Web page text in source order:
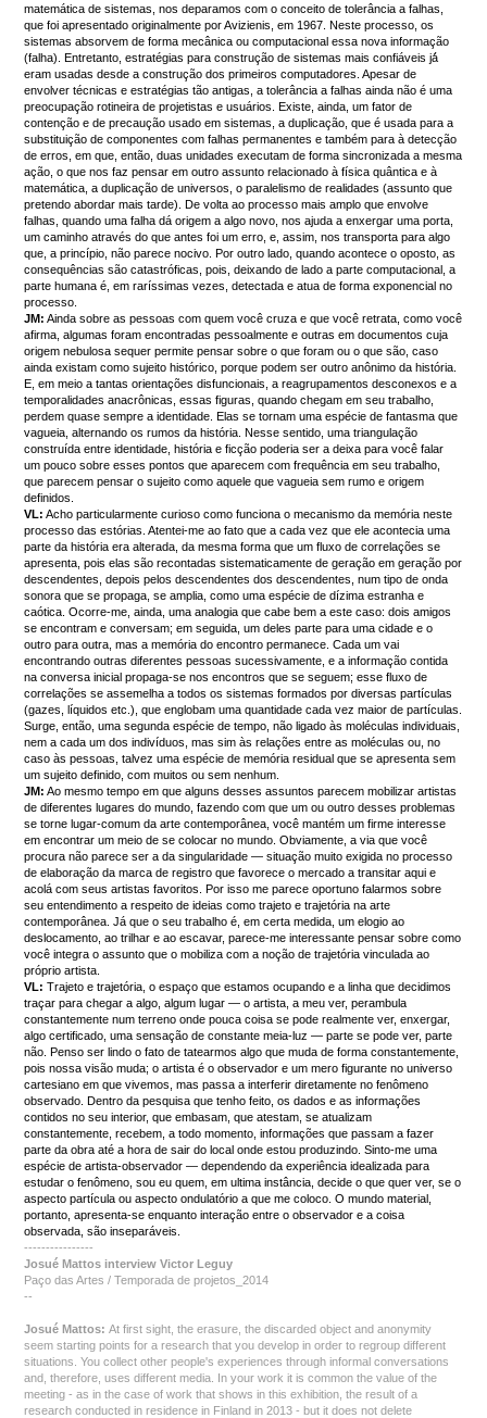
matemática de sistemas, nos deparamos com o conceito de tolerância a falhas,
que foi apresentado originalmente por Avizienis, em 1967. Neste processo, os
sistemas absorvem de forma mecânica ou computacional essa nova informação
(falha). Entretanto, estratégias para construção de sistemas mais confiáveis já́
eram usadas desde a construção dos primeiros computadores. Apesar de
envolver técnicas e estratégias tão antigas, a tolerância a falhas ainda não é uma
preocupação rotineira de projetistas e usuários. Existe, ainda, um fator de
contenção e de precaução usado em sistemas, a duplicação, que é usada para a
substituição de componentes com falhas permanentes e também para à detecção
de erros, em que, então, duas unidades executam de forma sincronizada a mesma
ação, o que nos faz pensar em outro assunto relacionado à física quântica e à
matemática, a duplicação de universos, o paralelismo de realidades (assunto que
pretendo abordar mais tarde). De volta ao processo mais amplo que envolve
falhas, quando uma falha dá origem a algo novo, nos ajuda a enxergar uma porta,
um caminho através do que antes foi um erro, e, assim, nos transporta para algo
que, a princípio, não parece nocivo. Por outro lado, quando acontece o oposto, as
consequências são catastróficas, pois, deixando de lado a parte computacional, a
parte humana é, em raríssimas vezes, detectada e atua de forma exponencial no
processo.
JM: Ainda sobre as pessoas com quem você cruza e que você retrata, como você
afirma, algumas foram encontradas pessoalmente e outras em documentos cuja
origem nebulosa sequer permite pensar sobre o que foram ou o que são, caso
ainda existam como sujeito histórico, porque podem ser outro anônimo da história.
E, em meio a tantas orientações disfuncionais, a reagrupamentos desconexos e a
temporalidades anacrônicas, essas figuras, quando chegam em seu trabalho,
perdem quase sempre a identidade. Elas se tornam uma espécie de fantasma que
vagueia, alternando os rumos da história. Nesse sentido, uma triangulação
construída entre identidade, história e ficção poderia ser a deixa para você falar
um pouco sobre esses pontos que aparecem com frequência em seu trabalho,
que parecem pensar o sujeito como aquele que vagueia sem rumo e origem
definidos.
VL: Acho particularmente curioso como funciona o mecanismo da memória neste
processo das estórias. Atentei-me ao fato que a cada vez que ele acontecia uma
parte da história era alterada, da mesma forma que um fluxo de correlações se
apresenta, pois elas são recontadas sistematicamente de geração em geração por
descendentes, depois pelos descendentes dos descendentes, num tipo de onda
sonora que se propaga, se amplia, como uma espécie de dízima estranha e
caótica. Ocorre-me, ainda, uma analogia que cabe bem a este caso: dois amigos
se encontram e conversam; em seguida, um deles parte para uma cidade e o
outro para outra, mas a memória do encontro permanece. Cada um vai
encontrando outras diferentes pessoas sucessivamente, e a informação contida
na conversa inicial propaga-se nos encontros que se seguem; esse fluxo de
correlações se assemelha a todos os sistemas formados por diversas partículas
(gazes, líquidos etc.), que englobam uma quantidade cada vez maior de partículas.
Surge, então, uma segunda espécie de tempo, não ligado às moléculas individuais,
nem a cada um dos indivíduos, mas sim às relações entre as moléculas ou, no
caso às pessoas, talvez uma espécie de memória residual que se apresenta sem
um sujeito definido, com muitos ou sem nenhum.
JM: Ao mesmo tempo em que alguns desses assuntos parecem mobilizar artistas
de diferentes lugares do mundo, fazendo com que um ou outro desses problemas
se torne lugar-comum da arte contemporânea, você mantém um firme interesse
em encontrar um meio de se colocar no mundo. Obviamente, a via que você
procura não parece ser a da singularidade ― situação muito exigida no processo
de elaboração da marca de registro que favorece o mercado a transitar aqui e
acolá com seus artistas favoritos. Por isso me parece oportuno falarmos sobre
seu entendimento a respeito de ideias como trajeto e trajetória na arte
contemporânea. Já que o seu trabalho é, em certa medida, um elogio ao
deslocamento, ao trilhar e ao escavar, parece-me interessante pensar sobre como
você integra o assunto que o mobiliza com a noção de trajetória vinculada ao
próprio artista.
VL: Trajeto e trajetória, o espaço que estamos ocupando e a linha que decidimos
traçar para chegar a algo, algum lugar ― o artista, a meu ver, perambula
constantemente num terreno onde pouca coisa se pode realmente ver, enxergar,
algo certificado, uma sensação de constante meia-luz ― parte se pode ver, parte
não. Penso ser lindo o fato de tatearmos algo que muda de forma constantemente,
pois nossa visão muda; o artista é o observador e um mero figurante no universo
cartesiano em que vivemos, mas passa a interferir diretamente no fenômeno
observado. Dentro da pesquisa que tenho feito, os dados e as informações
contidos no seu interior, que embasam, que atestam, se atualizam
constantemente, recebem, a todo momento, informações que passam a fazer
parte da obra até a hora de sair do local onde estou produzindo. Sinto-me uma
espécie de artista-observador ― dependendo da experiência idealizada para
estudar o fenômeno, sou eu quem, em ultima instância, decide o que quer ver, se o
aspecto partícula ou aspecto ondulatório a que me coloco. O mundo material,
portanto, apresenta-se enquanto interação entre o observador e a coisa
observada, são inseparáveis.
----------------
Josué Mattos interview Victor Leguy
Paço das Artes / Temporada de projetos_2014
--
Josué Mattos:At first sight, the erasure, the discarded object and anonymity
seem starting points for a research that you develop in order to regroup different
situations. You collect other people's experiences through informal conversations
and, therefore, uses different media. In your work it is common the value of the
meeting - as in the case of work that shows in this exhibition, the result of a
research conducted in residence in Finland in 2013 - but it does not delete